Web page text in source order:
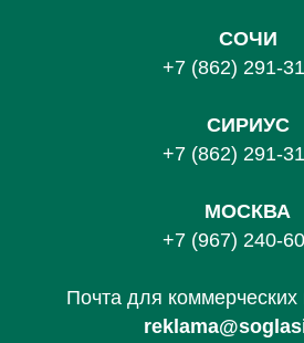
СОЧИ
+7 (862) 291-
СИРИУС
+7 (862) 291-
МОСКВА
+7 (967) 240-
Почта для